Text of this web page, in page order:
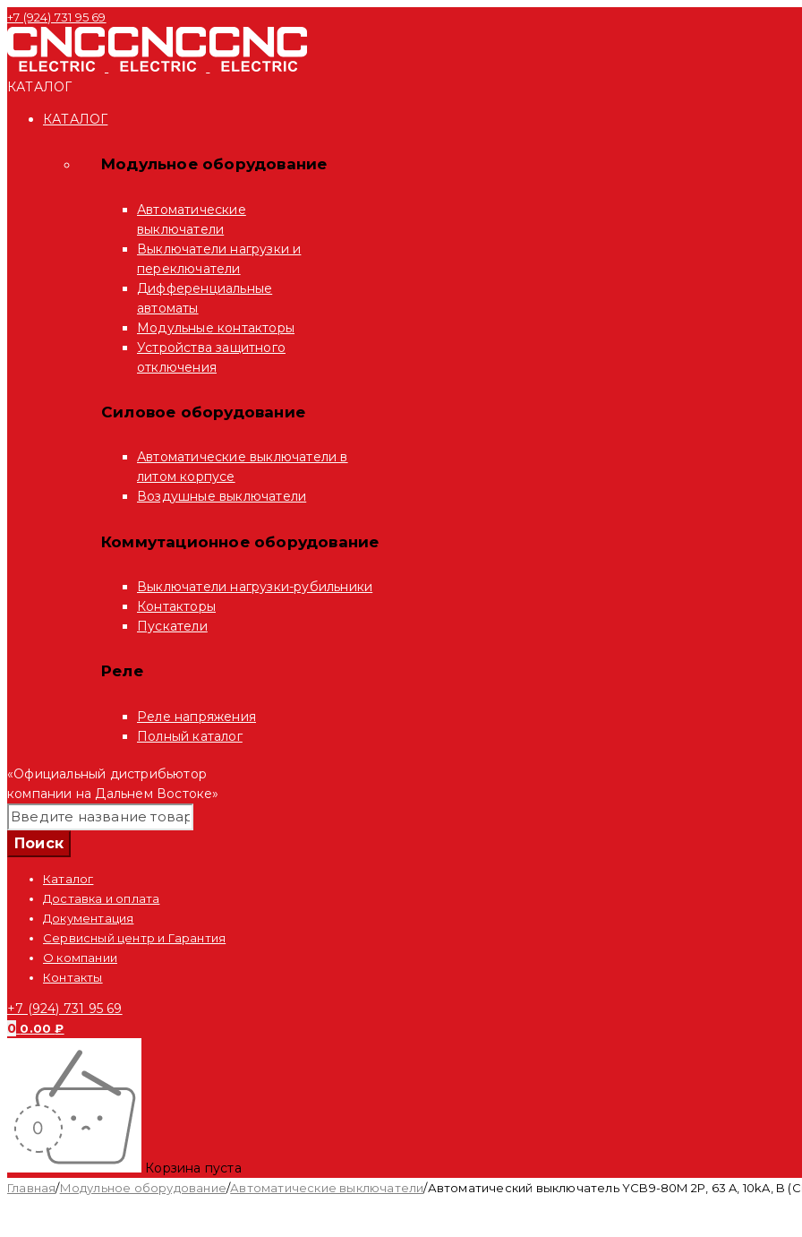
+7 (924) 731 95 69
КАТАЛОГ
КАТАЛОГ
Модульное оборудование
Автоматические
выключатели
Выключатели нагрузки и
переключатели
Дифференциальные
автоматы
Модульные контакторы
Устройства защитного
отключения
Силовое оборудование
Автоматические выключатели в
литом корпусе
Воздушные выключатели
Коммутационное оборудование
Выключатели нагрузки-рубильники
Контакторы
Пускатели
Реле
Реле напряжения
Полный каталог
«Официальный дистрибьютор
компании на Дальнем Востоке»
Каталог
Доставка и оплата
Документация
Сервисный центр и Гарантия
О компании
Контакты
+7 (924) 731 95 69
0 0.00₽
Корзина пуста
Главная/Модульное оборудование/Автоматические выключатели/Автоматический выключатель YCB9-80M 2P, 63 A, 10kA, B